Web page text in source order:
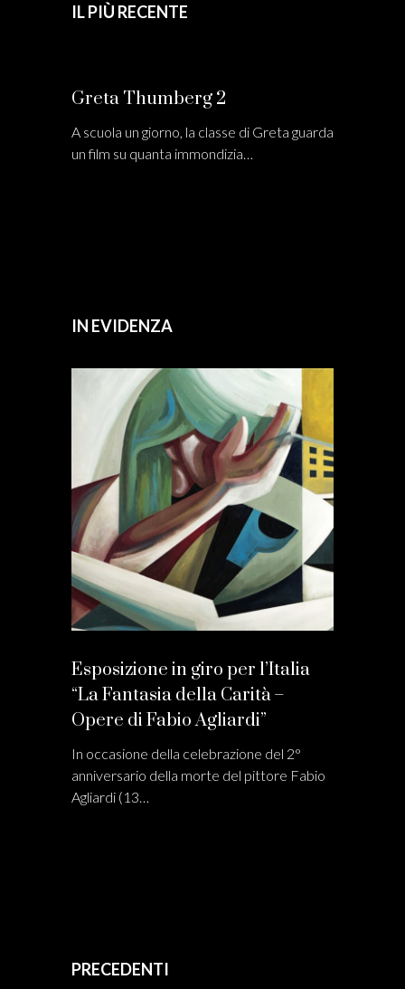
IL PIÙ RECENTE
Greta Thumberg 2
A scuola un giorno, la classe di Greta guarda
un film su quanta immondizia…
IN EVIDENZA
Esposizione in giro per l’Italia
“La Fantasia della Carità –
Opere di Fabio Agliardi”
In occasione della celebrazione del 2°
anniversario della morte del pittore Fabio
Agliardi (13…
PRECEDENTI